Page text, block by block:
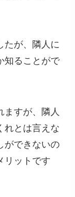
たが、隣人に
知ることがで
ますが、隣人
れとは言えな
ができないの
リットです